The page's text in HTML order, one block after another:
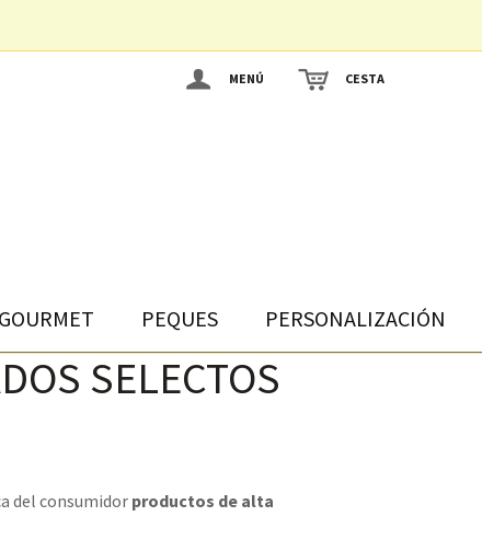
MENÚ CESTA
GOURMET PEQUES PERSONALIZACIÓN
SELECTOS
del consumidor productos de alta